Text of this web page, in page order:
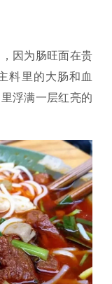
因为肠旺面在贵
料里的大肠和血
浮满一层红亮的